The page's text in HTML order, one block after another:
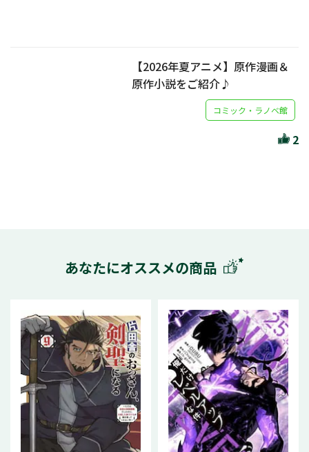
【2026年夏アニメ】原作漫画＆
原作小説をご紹介♪
コミック・ラノベ館
2
あなたにオススメの商品